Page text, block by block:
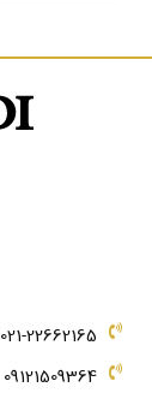
021-22662165
09121509364